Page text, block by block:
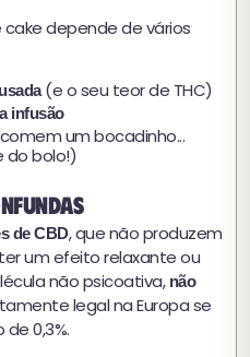
depende de vários
(e o seu teor de THC)
infusão
um bocadinho...
do bolo!)
de CBD, que não produzem
um efeito relaxante ou
não psicoativa, não
legal na Europa se
0,3%.